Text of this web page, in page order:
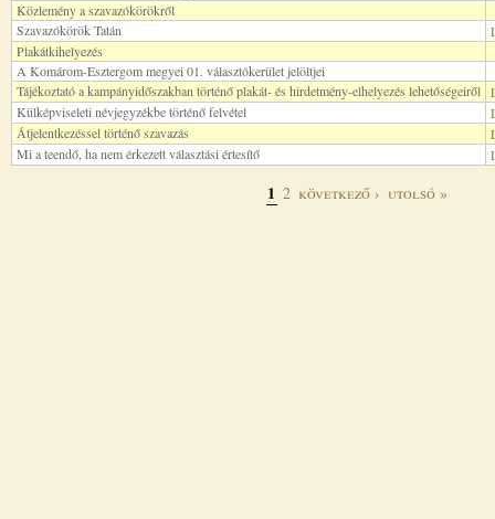
Közlemény a szavazókörökről
Szavazókörök Tatán
Plakátkihelyezés
A Komárom-Esztergom megyei 01. választókerület jelöltjei
Tájékoztató a kampányidőszakban történő plakát- és hirdetmény-elhelyezés lehetőségeiről
Külképviseleti névjegyzékbe történő felvétel
Átjelentkezéssel történő szavazás
Mi a teendő, ha nem érkezett választási értesítő
1 2 következő › utolsó »